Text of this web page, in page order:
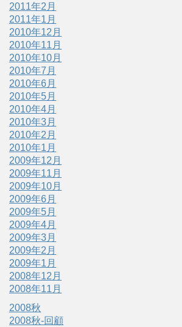
2011年2月
2011年1月
2010年12月
2010年11月
2010年10月
2010年7月
2010年6月
2010年5月
2010年4月
2010年3月
2010年2月
2010年1月
2009年12月
2009年11月
2009年10月
2009年6月
2009年5月
2009年4月
2009年3月
2009年2月
2009年1月
2008年12月
2008年11月
2008秋
2008秋-回顧